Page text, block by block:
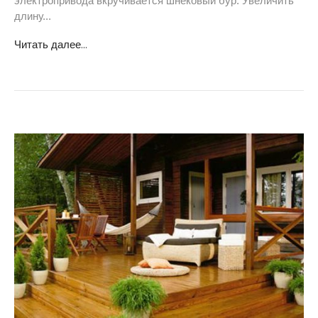
длину...
Читать далее...